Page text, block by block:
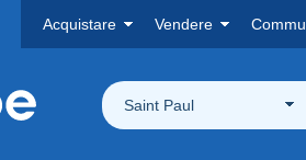
Acquistare Vendere
Saint Paul